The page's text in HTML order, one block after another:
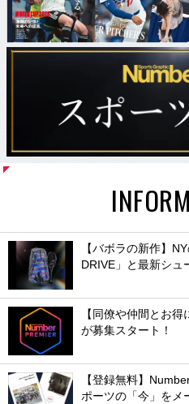
【バボラの新作】
DRIVE」と最新シュ
【同僚や仲間とお
が募集スタート！
【登録無料】
ポーツの「今」をメ